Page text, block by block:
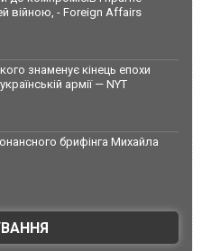
війною, - Foreign Affairs
знаменує кінець епохи
армії — NYT
брифінга Михайла